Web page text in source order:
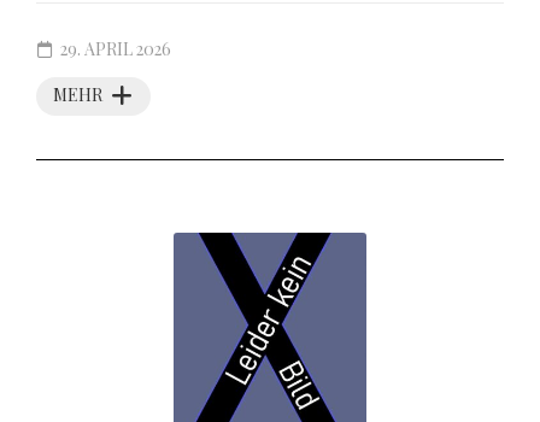
MEHR
29. APRIL 2026